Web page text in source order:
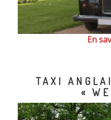
En
TAXI
«